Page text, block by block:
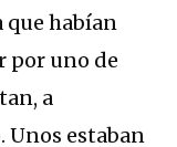
habían
por uno de
a
Unos estaban